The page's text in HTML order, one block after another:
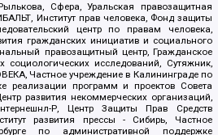
Сфера, Уральская правозащитная
Институт прав человека, Фонд защиты
центр по правам человека,
гражданских инициатив и социального
правозащитный центр, Гражданское
социологических исследований, Сутяжник,
Частное учреждение в Калининграде по
реализации программ и проектов Совета
развития некоммерческих организаций,
Р, Центр Защиты Прав Средств
развития прессы - Сибирь, Частное
по административной поддержке